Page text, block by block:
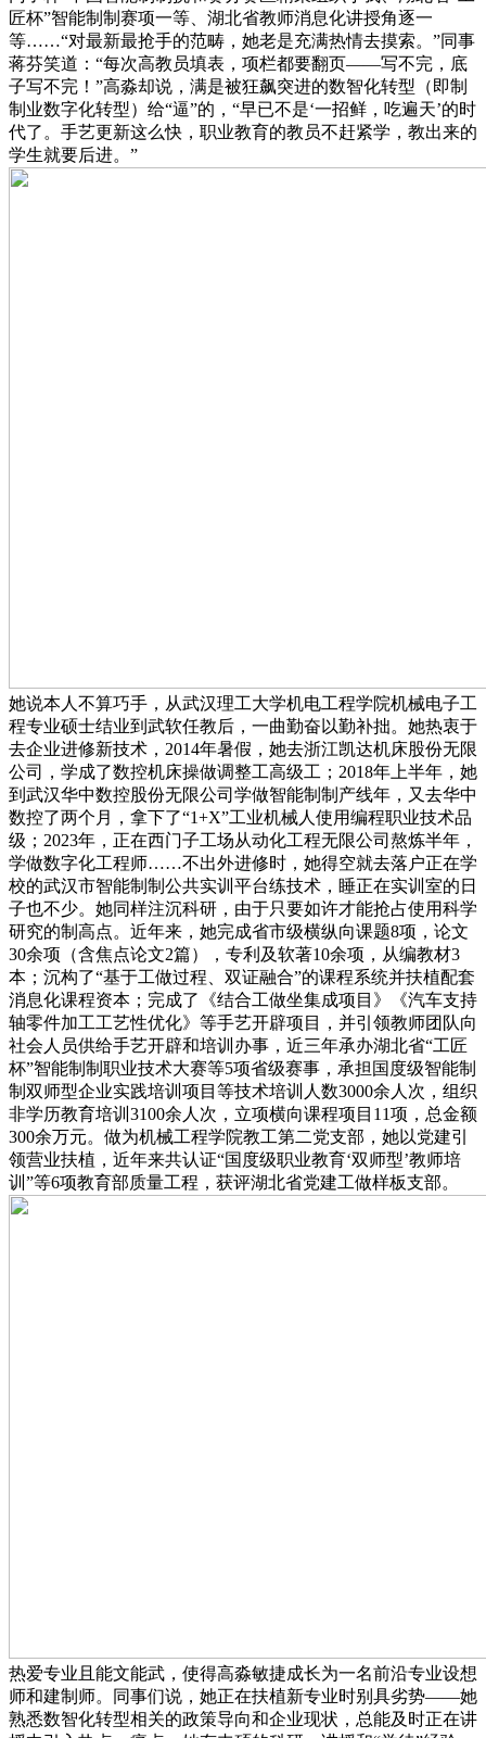
匠杯”智能制制赛项一等、湖北省教师消息化讲授角逐一
等……“对最新最抢手的范畴，她老是充满热情去摸索。”同事
蒋芬笑道：“每次高教员填表，项栏都要翻页——写不完，底
子写不完！”高淼却说，满是被狂飙突进的数智化转型（即制
制业数字化转型）给“逼”的，“早已不是‘一招鲜，吃遍天’的时
代了。手艺更新这么快，职业教育的教员不赶紧学，教出来的
学生就要后进。”
她说本人不算巧手，从武汉理工大学机电工程学院机械电子工
程专业硕士结业到武软任教后，一曲勤奋以勤补拙。她热衷于
去企业进修新技术，2014年暑假，她去浙江凯达机床股份无限
公司，学成了数控机床操做调整工高级工；2018年上半年，她
到武汉华中数控股份无限公司学做智能制制产线年，又去华中
数控了两个月，拿下了“1+X”工业机械人使用编程职业技术品
级；2023年，正在西门子工场从动化工程无限公司熬炼半年，
学做数字化工程师……不出外进修时，她得空就去落户正在学
校的武汉市智能制制公共实训平台练技术，睡正在实训室的日
子也不少。她同样注沉科研，由于只要如许才能抢占使用科学
研究的制高点。近年来，她完成省市级横纵向课题8项，论文
30余项（含焦点论文2篇），专利及软著10余项，从编教材3
本；沉构了“基于工做过程、双证融合”的课程系统并扶植配套
消息化课程资本；完成了《结合工做坐集成项目》《汽车支持
轴零件加工工艺性优化》等手艺开辟项目，并引领教师团队向
社会人员供给手艺开辟和培训办事，近三年承办湖北省“工匠
杯”智能制制职业技术大赛等5项省级赛事，承担国度级智能制
制双师型企业实践培训项目等技术培训人数3000余人次，组织
非学历教育培训3100余人次，立项横向课程项目11项，总金额
300余万元。做为机械工程学院教工第二党支部，她以党建引
领营业扶植，近年来共认证“国度级职业教育‘双师型’教师培
训”等6项教育部质量工程，获评湖北省党建工做样板支部。
热爱专业且能文能武，使得高淼敏捷成长为一名前沿专业设想
师和建制师。同事们说，她正在扶植新专业时别具劣势——她
熟悉数智化转型相关的政策导向和企业现状，总能及时正在讲